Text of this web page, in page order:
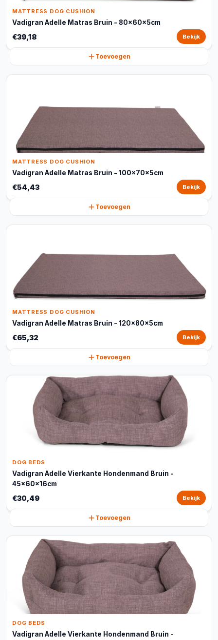
MATTRESS DOG CUSHION
Vadigran Adelle Matras Bruin - 80x60x5cm
€39,18 Bekijk
Toevoegen
MATTRESS DOG CUSHION
Vadigran Adelle Matras Bruin - 100x70x5cm
€54,43 Bekijk
Toevoegen
MATTRESS DOG CUSHION
Vadigran Adelle Matras Bruin - 120x80x5cm
€65,32 Bekijk
Toevoegen
DOG BEDS
Vadigran Adelle Vierkante Hondenmand Bruin -
45x60x16cm
€30,49 Bekijk
Toevoegen
DOG BEDS
Vadigran Adelle Vierkante Hondenmand Bruin -